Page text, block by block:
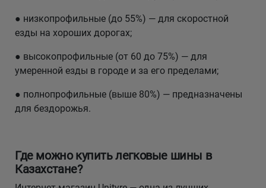
● низкопрофильные (до 55%) — для скоростной
езды на хороших дорогах;
● высокопрофильные (от 60 до 75%) — для
умеренной езды в городе и за его пределами;
● полнопрофильные (выше 80%) — предназначены
для бездорожья.
Где можно купить легковые шины в
Казахстане?